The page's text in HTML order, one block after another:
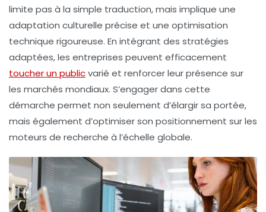
limite pas à la simple traduction, mais implique une
adaptation culturelle précise et une optimisation
technique rigoureuse. En intégrant des stratégies
adaptées, les entreprises peuvent efficacement
toucher un publicvarié et renforcer leur présence sur
les marchés mondiaux. S’engager dans cette
démarche permet non seulement d’élargir sa portée,
mais également d’optimiser son positionnement sur les
moteurs de recherche à l’échelle globale.